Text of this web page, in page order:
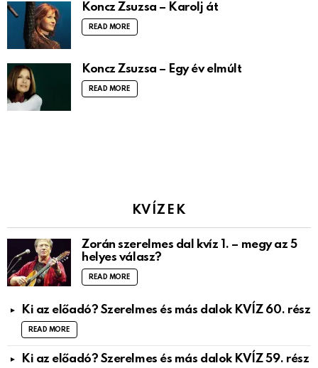
Koncz Zsuzsa – Karolj át
READ MORE
Koncz Zsuzsa – Egy év elmúlt
READ MORE
KVÍZEK
Zorán szerelmes dal kvíz 1. – megy az 5
helyes válasz?
READ MORE
Ki az előadó? Szerelmes és más dalok KVÍZ 60. rész
READ MORE
Ki az előadó? Szerelmes és más dalok KVÍZ 59. rész